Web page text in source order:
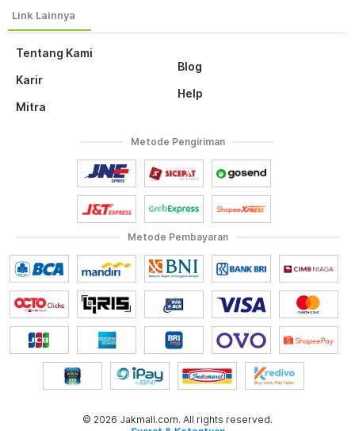
Tentang Kami
Karir
Mitra
Blog
Help
Metode Pembayaran
Metode Pengiriman
© 2026 Jakmall.com. All rights reserved.